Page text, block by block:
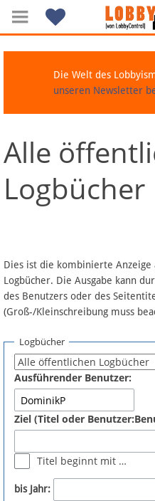
Navigation
Über Lobbypedia
Artikel nach Kategorien
FAQ
Fördermitglied werden
Fehler melden
Newsletter
Die Welt des
unseren Newsletter
Alle
Logbücher
Dies ist die kombinierte
Logbücher. Die Ausgabe kann
des Benutzers oder des
(Groß-/Kleinschreibung muss
Logbücher
Ausführender Benutzer:
Ziel (Titel oder
Titel beginnt mit …
bis Jahr: